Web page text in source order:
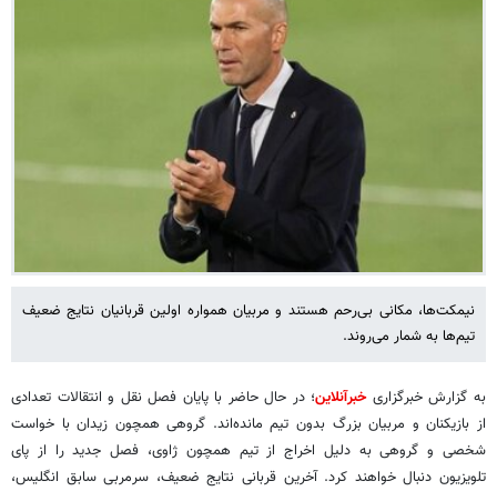
نیمکت‌ها، مکانی بی‌رحم هستند و مربیان همواره اولین قربانیان نتایج ضعیف
تیم‌ها به شمار می‌روند.
به گزارش خبرگزاریخبرآنلاین؛ در حال حاضر با پایان فصل نقل و انتقالات تعدادی
از بازیکنان و مربیان بزرگ بدون تیم مانده‌اند. گروهی همچون زیدان با خواست
شخصی و گروهی به دلیل اخراج از تیم همچون ژاوی، فصل جدید را از پای
تلویزیون دنبال خواهند کرد. آخرین قربانی نتایج ضعیف، سرمربی سابق انگلیس،